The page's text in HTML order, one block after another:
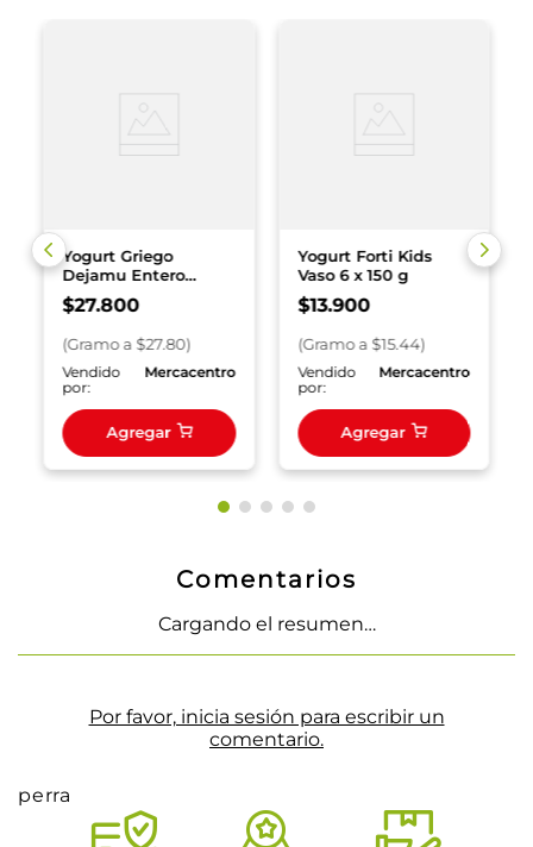
Yogurt Griego
Dejamu Entero
Natural Sin Dulce x
1000 g
$27.800
(Gramoa $27.80)
Vendido
por:
Mercacentro
Agregar
Yogurt Forti Kids
Vaso 6 x 150 g
$13.900
(Gramoa $15.44)
Vendido
por:
Mercacentro
Agregar
Comentarios
Cargando el resumen…
Por favor, inicia sesión para escribir un
comentario.
perra